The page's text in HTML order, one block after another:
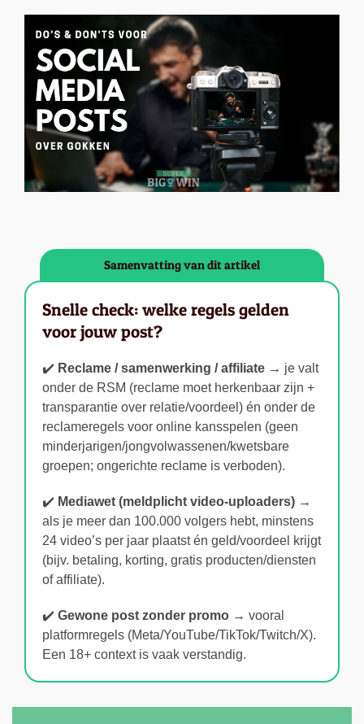
Samenvatting van dit artikel
Snelle check: welke regels gelden
voor jouw post?
✔️ Reclame / samenwerking / affiliate → je valt
onder de RSM (reclame moet herkenbaar zijn +
transparantie over relatie/voordeel) én onder de
reclameregels voor online kansspelen (geen
minderjarigen/jongvolwassenen/kwetsbare
groepen; ongerichte reclame is verboden).
✔️ Mediawet (meldplicht video-uploaders) →
als je meer dan 100.000 volgers hebt, minstens
24 video’s per jaar plaatst én geld/voordeel krijgt
(bijv. betaling, korting, gratis producten/diensten
of affiliate).
✔️ Gewone post zonder promo → vooral
platformregels (Meta/YouTube/TikTok/Twitch/X).
Een 18+ context is vaak verstandig.